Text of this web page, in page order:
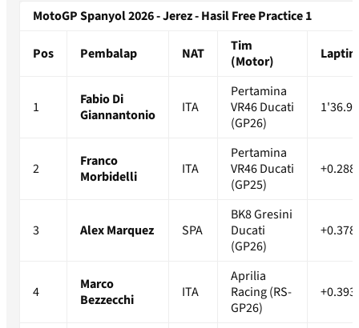
MotoGP Spanyol 2026 - Jerez - Hasil Free Practice 1
Pos Pembalap NAT
Tim
(Motor)
1
Fabio Di
Giannantonio
ITA
Pertamina
VR46 Ducati
(GP26)
2
Franco
Morbidelli
ITA
Pertamina
VR46 Ducati
(GP25)
3 Alex Marquez SPA
BK8 Gresini
Ducati
(GP26)
4
Marco
Bezzecchi
ITA
Aprilia
Racing (RS-
GP26)